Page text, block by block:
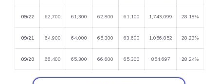
09/22 62,700 61,300 62,800 61,100 1,743,099 28.18%
09/21 64,900 64,000 65,300 63,600 1,056,852 28.23%
09/20 66,400 65,300 66,600 65,300 854,697 28.24%